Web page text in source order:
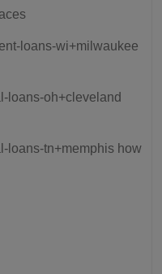
loans-wi+milwaukee
loans-oh+cleveland
loans-tn+memphis how